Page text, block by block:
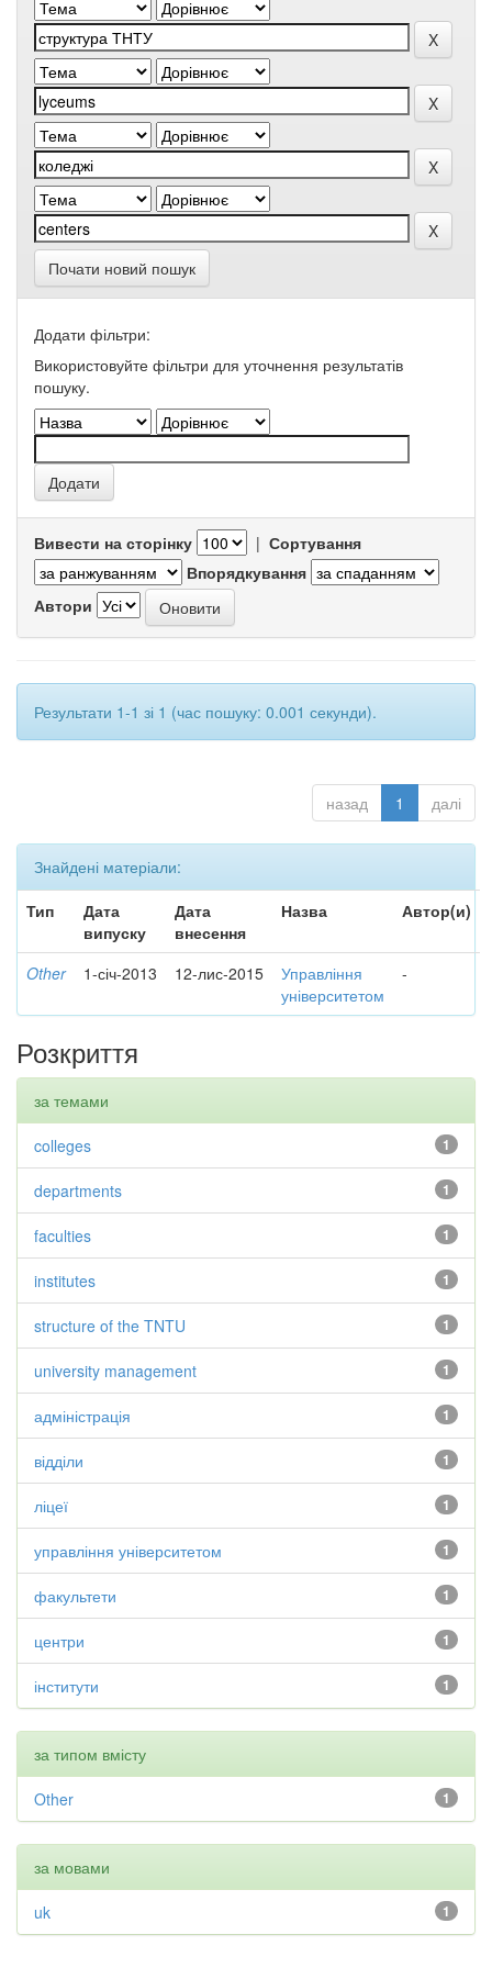
Почати новий пошук
Додати фільтри:
Використовуйте фільтри для уточнення результатів
пошуку.
Вивести на сторінку | Сортування
Впорядкування
Автори
Результати 1-1 зі 1 (час пошуку: 0.001 секунди).
назад 1 далі
Знайдені матеріали:
Тип
Дата
випуску
Дата
внесення
Назва Автор(и)
Other 1-січ-2013 12-лис-2015
Управління
університетом
-
Розкриття
за темами
1
colleges
1
departments
1
faculties
1
institutes
1
structure of the TNTU
1
university management
1
адміністрація
1
відділи
1
ліцеї
1
управління університетом
1
факультети
1
центри
1
інститути
за типом вмісту
1
Other
за мовами
1
uk